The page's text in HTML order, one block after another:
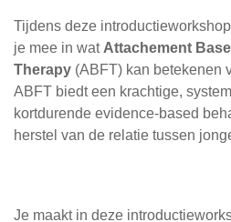
Tijdens deze
je mee in wat Attachement
Therapy (ABFT) kan betekenen
ABFT biedt een krachtige,
kortdurende evidence-based
herstel van de relatie tussen
Je maakt in deze